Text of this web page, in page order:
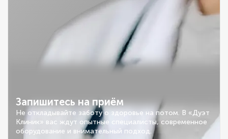
Запишитесь на приём
Не откладывайте заботу о здоровье на потом. В «Дуэт
Клиник» вас ждут опытные специалисты, современное
оборудование и внимательный подход.